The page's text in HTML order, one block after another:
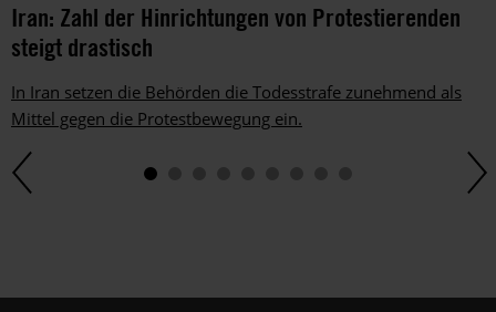
Iran: Zahl der Hinrichtungen von Protestierenden
steigt drastisch
In Iran setzen die Behörden die Todesstrafe zunehmend als
Mittel gegen die Protestbewegung ein.